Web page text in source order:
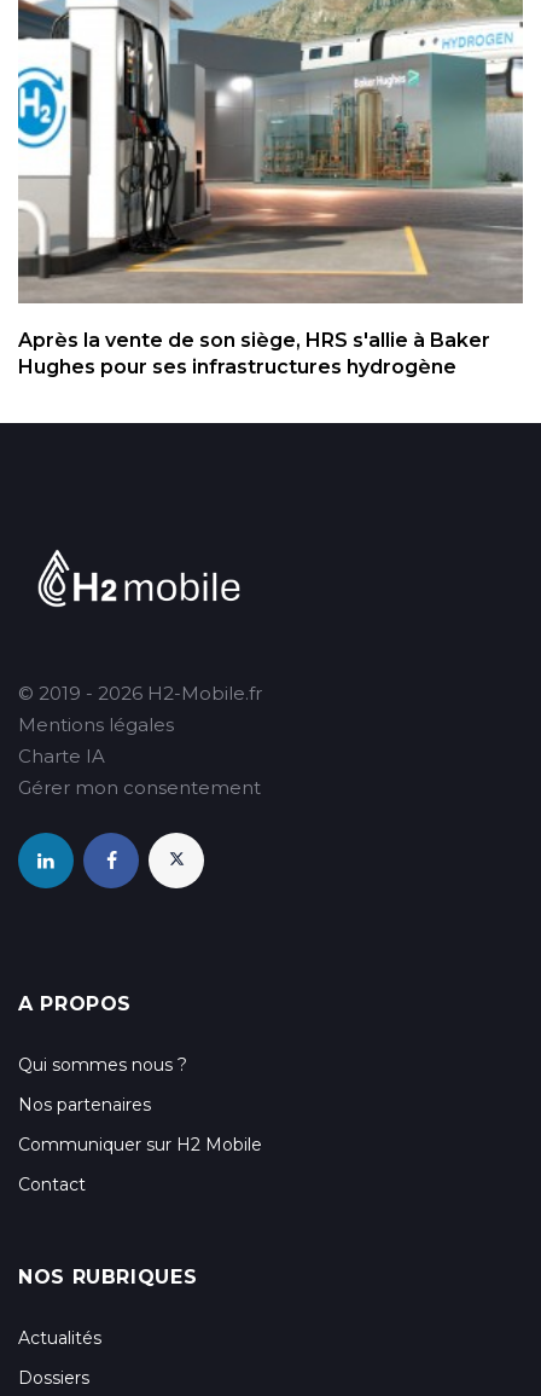
Après la vente de son siège, HRS s'allie à Baker
Hughes pour ses infrastructures hydrogène
© 2019 - 2026 H2-Mobile.fr
Mentions légales
Charte IA
Gérer mon consentement
A PROPOS
Qui sommes nous ?
Nos partenaires
Communiquer sur H2 Mobile
Contact
NOS RUBRIQUES
Actualités
Dossiers